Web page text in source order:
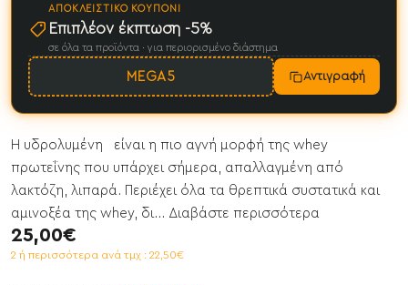
25,00€
2 ή περισσότερα ανά τμχ : 22,50€
ΑΠΟΚΛΕΙΣΤΙΚΌ ΚΟΥΠΌΝΙ
Επιπλέον έκπτωση -5%
σε όλα τα προϊόντα · για περιορισμένο διάστημα
MEGA5 Αντιγραφή
Η υδρολυμένη είναι η πιο αγνή μορφή της whey
πρωτεΐνης που υπάρχει σήμερα, απαλλαγμένη από
λακτόζη, λιπαρά. Περιέχει όλα τα θρεπτικά συστατικά και
αμινοξέα της whey, δι... Διαβάστε περισσότερα